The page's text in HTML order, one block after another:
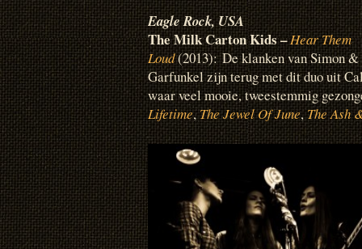
Eagle Rock, USA
The Milk Carton Kids –Hear Them
Loud(2013): De klanken van Simon &
Garfunkel zijn terug met dit duo uit
waar veel mooie, tweestemmig
Lifetime,The Jewel Of June,The Ash